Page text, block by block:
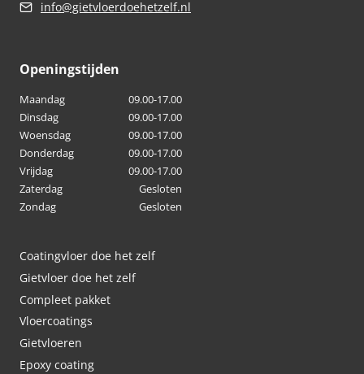
info@gietvloerdoehetzelf.nl
Openingstijden
Maandag
09.00-17.00
Dinsdag
09.00-17.00
Woensdag
09.00-17.00
Donderdag
09.00-17.00
Vrijdag
09.00-17.00
Zaterdag
Gesloten
Zondag
Gesloten
Coatingvloer doe het zelf
Gietvloer doe het zelf
Compleet pakket
Vloercoatings
Gietvloeren
Epoxy coating